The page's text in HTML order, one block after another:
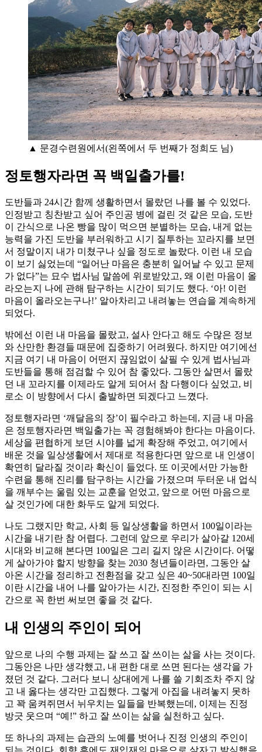
▲ 문경수련원에서(왼쪽에서 두 번째가 정희도 님)
정토행자라면 꼭 백일출가를!
도반들과 24시간 함께 생활하면서 몰랐던 나를 볼 수 있었다.
인정받고 칭찬받고 싶어 주인공 병에 걸린 것 같은 모습, 도반
이 간식으로 나온 빵을 많이 먹으면 분별하는 모습, 내게 없는
능력을 가진 도반을 부러워하고 시기 질투하는 꼬라지를 보면
서 정말이지 내가 미쳤구나 싶을 정도로 놀랐다. 이런 내 모습
이 보기 싫었는데 “일어난 마음은 충분히 일어날 수 있고 문제
가 없다”는 묘수 법사님 말씀에 위로받았고, 왜 이런 마음이 올
라오는지 나에 관해 탐구하는 시간이 되기도 했다. ‘아! 이런
마음이 올라오는구나!’ 알아차리고 내려놓는 연습을 계속하게
되었다.
밖에선 이런 내 마음을 몰랐고, 설사 안다고 해도 수많은 정보
와 산만한 환경들 때문에 집중하기 어려웠다. 하지만 여기에선
지금 여기 내 마음이 어떤지 끊임없이 살필 수 있게 법사님과
도반들을 통해 점검할 수 있어 참 좋았다. 그동안 살면서 몰랐
던 내 꼬라지를 이제라도 알게 되어서 참 다행이다 싶었고, 비
로소 이 방향에서 다시 출발하면 되겠다고 느꼈다.
정토행자라면 ‘깨달음의 장’이 필수라고 하는데, 지금 내 마음
은 정토행자라면 백일출가는 꼭 경험해봐야 한다는 마음이다.
세상을 편협하게 보던 시야를 넓게 확장해 주었고, 여기에서
배운 것을 일상생활에서 제대로 적용한다면 앞으로 내 인생이
확연히 달라질 것이라 확신이 들었다. 또 이곳에서만 가능한
수련을 통해 진리를 탐구하는 시간을 가졌으며 두터운 내 업식
을 깨부수는 울림 있는 교훈을 얻었고, 앞으로 어떤 마음으로
살 것인가에 대한 화두도 알게 되었다.
나도 그랬지만 학교, 사회 등 일상생활을 하면서 100일이라는
시간을 내기란 참 어렵다. 그런데 앞으로 우리가 살아갈 120세
시대와 비교해 본다면 100일은 그리 길지 않은 시간이다. 어떻
게 살아가야 할지 방향을 찾는 2030 청년들이라면, 그동안 살
아온 시간을 정리하고 전환점을 갖고 싶은 40~50대라면 100일
이란 시간을 내어 나를 알아가는 시간, 진정한 주인이 되는 시
간으로 꼭 한번 써보면 좋을 것 같다.
내 인생의 주인이 되어
앞으로 나의 수행 과제는 잘 쓰고 잘 쓰이는 삶을 사는 것이다.
그동안은 나만 생각했고, 내 편한 대로 쓰면 된다는 생각을 가
졌던 것 같다. 그러다 보니 상대에게 나를 쓸 기회조차 주지 않
고 내 옳다는 생각만 고집했다. 그렇게 아집을 내려놓지 못하
고 꽉 움켜쥐면서 뉘우치는 일들을 반복했는데, 이제는 진정
방긋 웃으며 “예!” 하고 잘 쓰이는 삶을 실천하고 싶다.
또 하나의 과제는 습관의 노예를 벗어나 진정 인생의 주인이